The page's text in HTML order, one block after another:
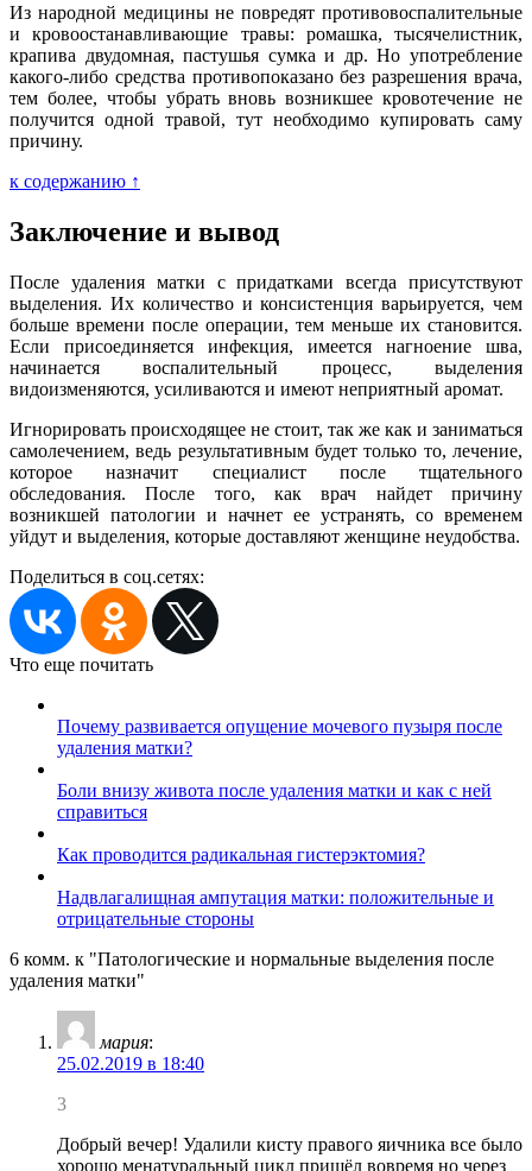
Из народной медицины не повредят противовоспалительные
и кровоостанавливающие травы: ромашка, тысячелистник,
крапива двудомная, пастушья сумка и др. Но употребление
какого-либо средства противопоказано без разрешения врача,
тем более, чтобы убрать вновь возникшее кровотечение не
получится одной травой, тут необходимо купировать саму
причину.
к содержанию ↑
Заключение и вывод
После удаления матки с придатками всегда присутствуют
выделения. Их количество и консистенция варьируется, чем
больше времени после операции, тем меньше их становится.
Если присоединяется инфекция, имеется нагноение шва,
начинается воспалительный процесс, выделения
видоизменяются, усиливаются и имеют неприятный аромат.
Игнорировать происходящее не стоит, так же как и заниматься
самолечением, ведь результативным будет только то, лечение,
которое назначит специалист после тщательного
обследования. После того, как врач найдет причину
возникшей патологии и начнет ее устранять, со временем
уйдут и выделения, которые доставляют женщине неудобства.
Поделиться в соц.сетях:
Что еще почитать
Почему развивается опущение мочевого пузыря после
удаления матки?
Боли внизу живота после удаления матки и как с ней
справиться
Как проводится радикальная гистерэктомия?
Надвлагалищная ампутация матки: положительные и
отрицательные стороны
6 комм. к "Патологические и нормальные выделения после
удаления матки"
мария:
25.02.2019 в 18:40
3
Добрый вечер! Удалили кисту правого яичника все было
хорошо менатуральный цикл пришёл вовремя но через